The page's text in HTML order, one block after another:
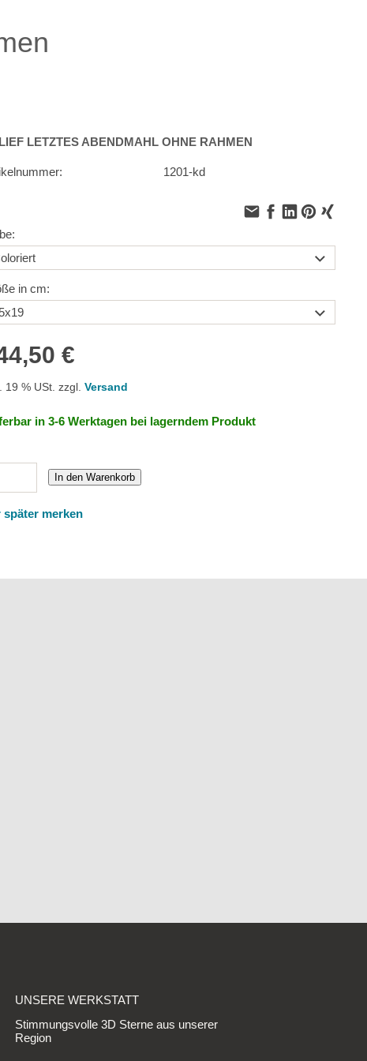
LETZTES ABENDMAHL OHNE RAHMEN
1201-kd
in cm:
€
19 % USt. zzgl.Versand
in 3-6 Werktagen bei lagerndem Produkt
In den Warenkorb
später merken
UNSERE WERKSTATT
Stimmungsvolle 3D Sterne aus unserer
Region